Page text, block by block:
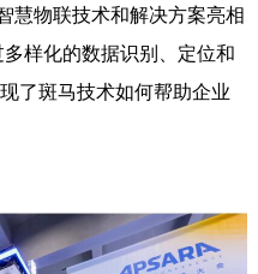
慧物联技术和解决方案亮相
样化的数据识别、定位和
了斑马技术如何帮助企业